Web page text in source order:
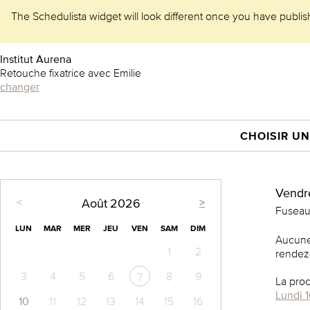
The Schedulista widget will look different once you have
Institut Aurena
Retouche fixatrice avec Emilie
changer
CHOISIR
< >
Août 2026
LUN MAR MER JEU VEN SAM DIM
1
2
3
4 5 6 7 8
9
10
11 12 13 14 15
16
La
Lundi